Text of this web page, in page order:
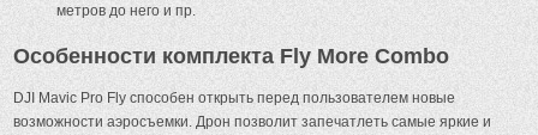
метров до него и пр.
Особенности комплекта Fly More Combo
DJI Mavic Pro Fly способен открыть перед пользователем новые
возможности аэросъемки. Дрон позволит запечатлеть самые яркие и